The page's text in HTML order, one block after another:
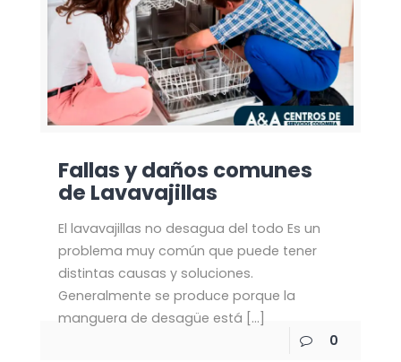
Fallas y daños comunes
de Lavavajillas
El lavavajillas no desagua del todo Es un
problema muy común que puede tener
distintas causas y soluciones.
Generalmente se produce porque la
manguera de desagüe está […]
0